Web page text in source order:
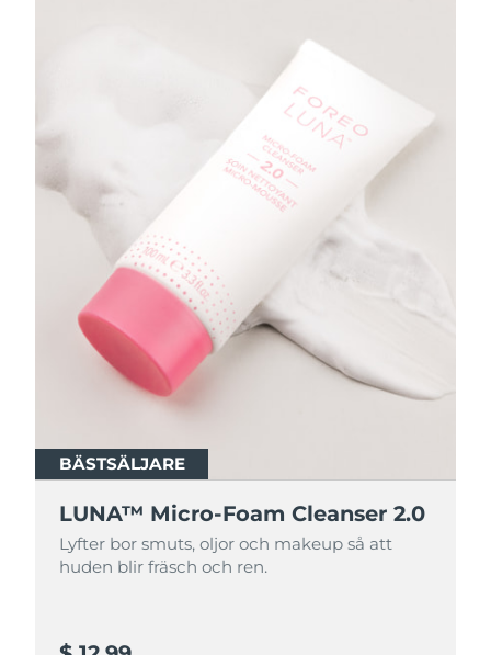
BÄSTSÄLJARE
LUNA™ Micro-Foam Cleanser 2.0
Lyfter bor smuts, oljor och makeup så att
huden blir fräsch och ren.
BÄSTSÄLJARE
LUNA™ Micro-Foam Cleanser 2.0
Lyfter bor smuts, oljor och makeup så att
huden blir fräsch och ren.